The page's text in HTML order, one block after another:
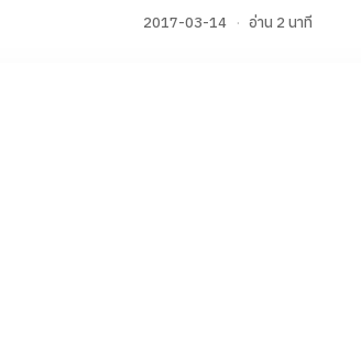
2017-03-14 · อ่าน 2 นาที